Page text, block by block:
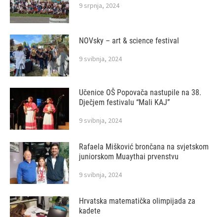
9 srpnja, 2024
NOVsky – art & science festival
9 svibnja, 2024
Učenice OŠ Popovača nastupile na 38.
Dječjem festivalu “Mali KAJ”
9 svibnja, 2024
Rafaela Mišković brončana na svjetskom
juniorskom Muaythai prvenstvu
9 svibnja, 2024
Hrvatska matematička olimpijada za
kadete